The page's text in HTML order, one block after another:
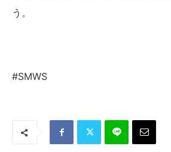
う。
#SMWS